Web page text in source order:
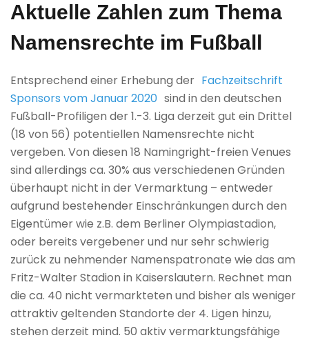
Aktuelle Zahlen zum Thema
Namensrechte im Fußball
Entsprechend einer Erhebung der Fachzeitschrift
Sponsors vom Januar 2020 sind in den deutschen
Fußball-Profiligen der 1.-3. Liga derzeit gut ein Drittel
(18 von 56) potentiellen Namensrechte nicht
vergeben. Von diesen 18 Namingright-freien Venues
sind allerdings ca. 30% aus verschiedenen Gründen
überhaupt nicht in der Vermarktung – entweder
aufgrund bestehender Einschränkungen durch den
Eigentümer wie z.B. dem Berliner Olympiastadion,
oder bereits vergebener und nur sehr schwierig
zurück zu nehmender Namenspatronate wie das am
Fritz-Walter Stadion in Kaiserslautern. Rechnet man
die ca. 40 nicht vermarkteten und bisher als weniger
attraktiv geltenden Standorte der 4. Ligen hinzu,
stehen derzeit mind. 50 aktiv vermarktungsfähige